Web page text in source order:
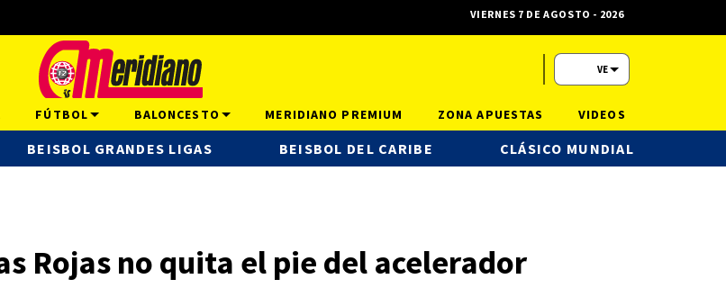
Rojas no quita el pie del acelerador
VIERNES 7 DE AGOSTO - 2026
VE
BEISBOL GRANDES LIGAS BEISBOL DEL CARIBE CLÁSICO MUNDIAL
FÚTBOL BALONCESTO MERIDIANO PREMIUM ZONA APUESTAS VIDEOS